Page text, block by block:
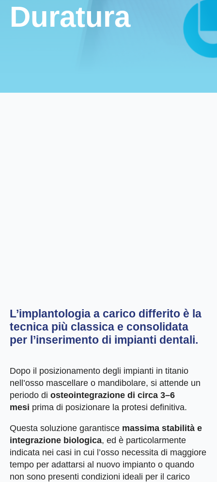
Duratura
L’implantologia a carico differito è la
tecnica più classica e consolidata
per l’inserimento di impianti dentali.
Dopo il posizionamento degli impianti in titanio
nell’osso mascellare o mandibolare, si attende un
periodo di osteointegrazione di circa 3–6
mesi prima di posizionare la protesi definitiva.
Questa soluzione garantisce massima stabilità e
integrazione biologica, ed è particolarmente
indicata nei casi in cui l’osso necessita di maggiore
tempo per adattarsi al nuovo impianto o quando
non sono presenti condizioni ideali per il carico